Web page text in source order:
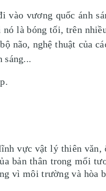
vào vương quốc ánh
là bóng tối, trên
não, nghệ thuật của
sáng...
vực vật lý thiên văn,
bản thân trong mối
vì môi trường và hòa